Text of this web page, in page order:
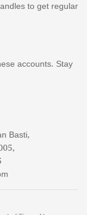
to get regular
accounts. Stay
Basti,